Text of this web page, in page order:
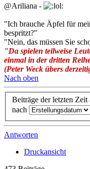
@Ariliana -
"Ich brauche Äpfel für
bespritzt?"
"Nein, das müssen Sie
"Da spielen teilweise
einmal in der dritten
(Peter Weck übers
Nach oben
Beiträge der letzten Zeit
nach
Antworten
Druckansicht